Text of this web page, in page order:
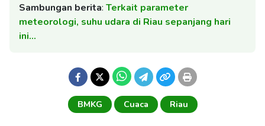
Sambungan berita: Terkait parameter
meteorologi, suhu udara di Riau sepanjang hari
ini…
BMKG Cuaca Riau